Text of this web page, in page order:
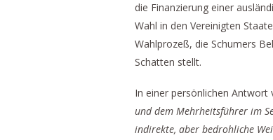
die Finanzierung einer
Wahl in den Vereinigten
Wahlprozeß, die Schumers
Schatten stellt.
In einer persönlichen Antwort
und dem Mehrheitsführer im
indirekte, aber bedrohliche